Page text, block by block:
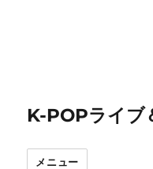
K-POPライブ
メニュー